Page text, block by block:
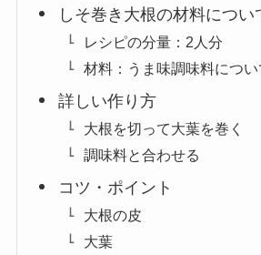
しそ巻き大根の材料につい
レシピの分量：2人分
材料：うま味調味料につい
詳しい作り方
大根を切って大葉を巻く
調味料と合わせる
コツ・ポイント
大根の皮
大葉